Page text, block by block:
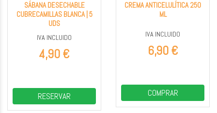
SÁBANA DESECHABLE
CUBRECAMILLAS BLANCA | 5
UDS
IVA INCLUIDO
4,90 €
RESERVAR
CREMA ANTICELULÍTICA 250
ML
IVA INCLUIDO
6,90 €
COMPRAR